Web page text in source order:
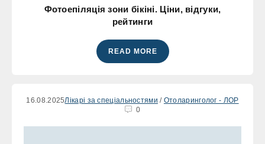
Фотоепіляція зони бікіні. Ціни, відгуки,
рейтинги
READ MORE
16.08.2025Лікарі за спеціальностями / Отоларинголог - ЛОР
0